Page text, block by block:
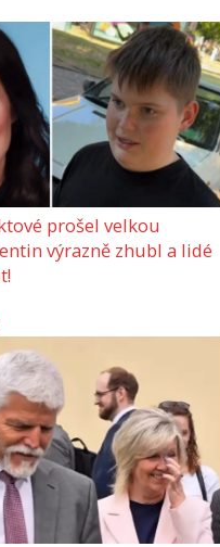
prošel velkou
výrazně zhubl a lidé